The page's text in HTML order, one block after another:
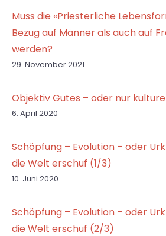
Muss die «Priesterliche
Bezug auf Männer als auch auf
werden?
29. November 2021
Objektiv Gutes – oder nur
6. April 2020
Schöpfung – Evolution – oder
die Welt erschuf (1/3)
10. Juni 2020
Schöpfung – Evolution – oder
die Welt erschuf (2/3)